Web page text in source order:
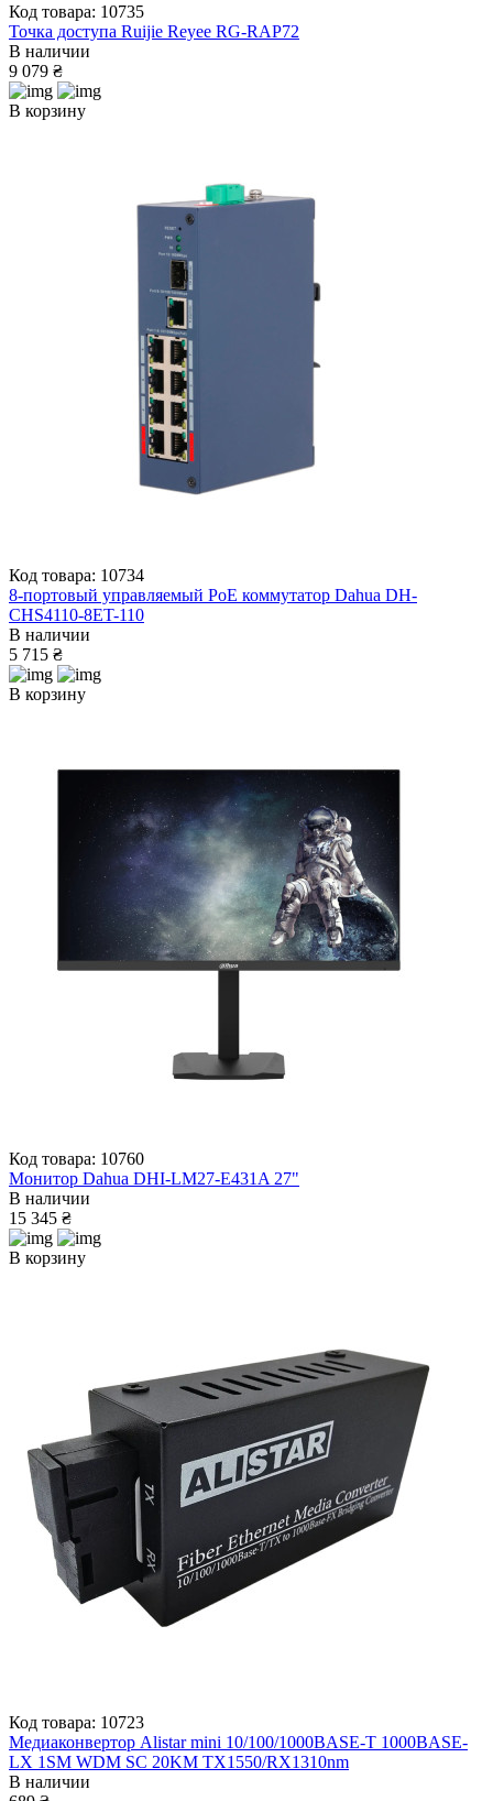
Код товара: 10735
Точка доступа Ruijie Reyee RG-RAP72
В наличии
9 079 ₴
В корзину
Код товара: 10734
8-портовый управляемый PoE коммутатор Dahua DH-
CHS4110-8ET-110
В наличии
5 715 ₴
В корзину
Код товара: 10760
Монитор Dahua DHI-LM27-E431A 27"
В наличии
15 345 ₴
В корзину
Код товара: 10723
Медиаконвертор Alistar mini 10/100/1000BASE-T 1000BASE-
LX 1SM WDM SC 20KM TX1550/RX1310nm
В наличии